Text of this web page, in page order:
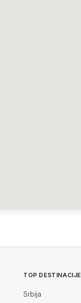
TOP DESTINACIJE
Srbija